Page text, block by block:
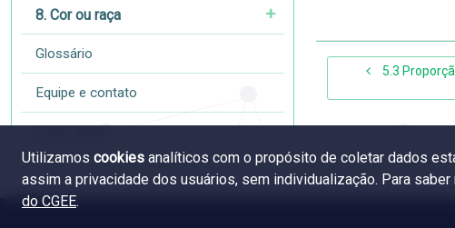
8. Cor ou raça
Glossário
Equipe e contato
5.3
Utilizamos cookies analíticos com o propósito de coletar dados
assim a privacidade dos usuários, sem individualização. Para
do CGEE.